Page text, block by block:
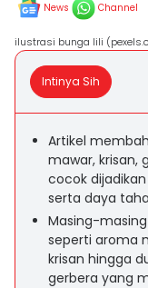
News Channel
ilustrasi bunga lili
Intinya Sih
Artikel
mawar, krisan,
cocok
serta daya
Masing-
seperti aroma
krisan hingga
gerbera yang